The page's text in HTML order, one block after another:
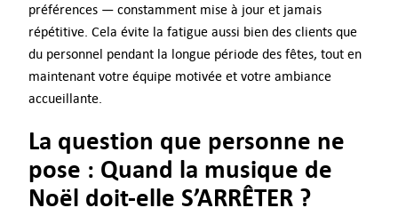
préférences — constamment mise à jour et jamais
répétitive. Cela évite la fatigue aussi bien des clients que
du personnel pendant la longue période des fêtes, tout en
maintenant votre équipe motivée et votre ambiance
accueillante.
La question que personne ne
pose : Quand la musique de
Noël doit-elle S’ARRÊTER ?